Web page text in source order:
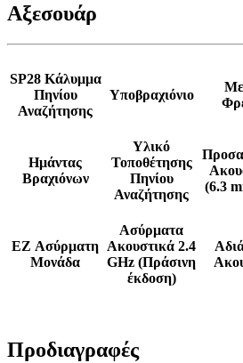
Αξεσουάρ
SP28 Κάλυμμα
Πηνίου
Αναζήτησης
Υποβραχιόνιο
Ημάντας
Βραχιόνων
Υλικό
Τοποθέτησης
Πηνίου
Αναζήτησης
(6.3
EZ Ασύρματη
Μονάδα
Ασύρματα
Ακουστικά 2.4
GHz (Πράσινη
έκδοση)
Προδιαγραφές